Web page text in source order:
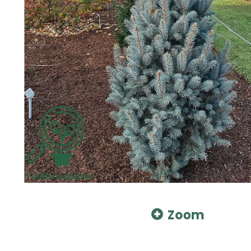
Zoom